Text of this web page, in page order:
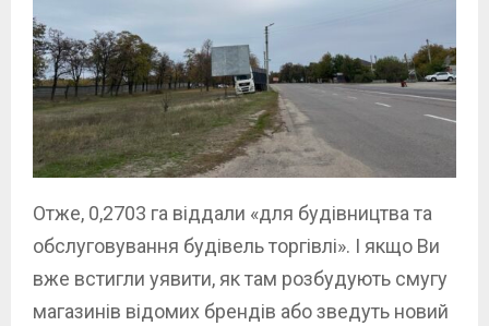
Отже, 0,2703 га віддали «для будівництва та
обслуговування будівель торгівлі». І якщо Ви
вже встигли уявити, як там розбудують смугу
магазинів відомих брендів або зведуть новий